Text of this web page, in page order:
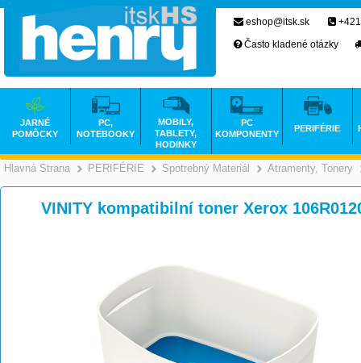
Hlavná Strana >
PERIFÉRIE >
Spotrebný Materiál >
Atramenty, Tonery
VINITY kompatibilní toner Xerox
eshop@itsk.sk
Často kladené otázky
JARNÉ
POMÔCKY
PC,
NOTEBOOKY
MOBILY,
TABLETY,
HODINKY
PC
KOMPONENTY
PERIFÉRIE